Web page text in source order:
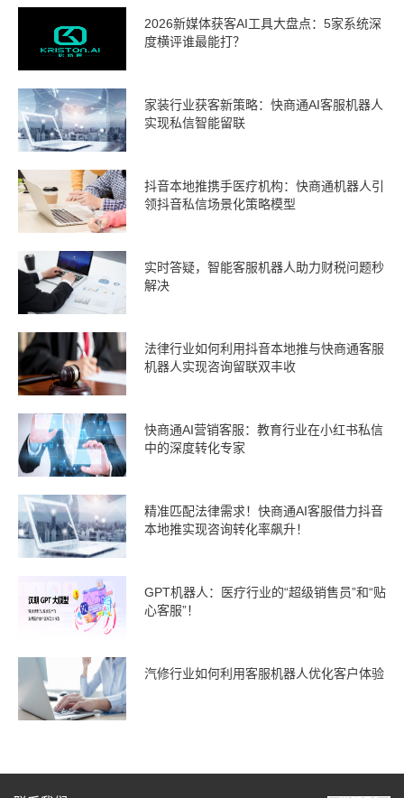
2026新媒体获客AI工具大盘点：5家系统深
度横评谁最能打？
家装行业获客新策略：快商通AI客服机器人
实现私信智能留联
抖音本地推携手医疗机构：快商通机器人引
领抖音私信场景化策略模型
实时答疑，智能客服机器人助力财税问题秒
解决
法律行业如何利用抖音本地推与快商通客服
机器人实现咨询留联双丰收
快商通AI营销客服：教育行业在小红书私信
中的深度转化专家
精准匹配法律需求！快商通AI客服借力抖音
本地推实现咨询转化率飙升！
GPT机器人：医疗行业的“超级销售员”和“贴
心客服”！
汽修行业如何利用客服机器人优化客户体验